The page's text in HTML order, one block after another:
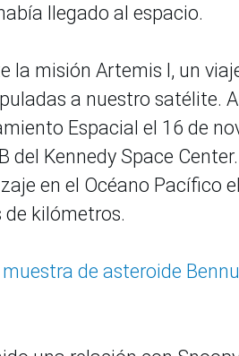
llegado al espacio.
la misión Artemis I, un
a nuestro satélite.
Espacial el 16 de
Kennedy Space
en el Océano Pacífico
de kilómetros.
de asteroide